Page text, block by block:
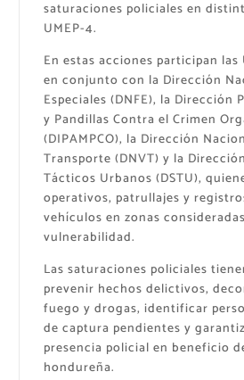
saturaciones policiales en
UMEP-4.
En estas acciones participan las
en conjunto con la Dirección
Especiales (DNFE), la Dirección
y Pandillas Contra el Crimen
(DIPAMPCO), la Dirección
Transporte (DNVT) y la
Tácticos Urbanos (DSTU),
operativos, patrullajes y
vehículos en zonas
vulnerabilidad.
Las saturaciones policiales
prevenir hechos delictivos,
fuego y drogas, identificar
de captura pendientes y
presencia policial en beneficio
hondureña.